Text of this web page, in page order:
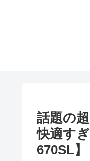
話題の
快適す
670SL】